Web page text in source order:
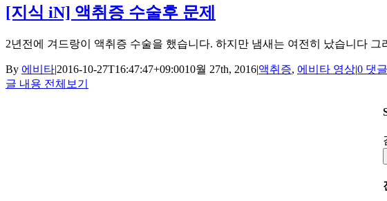
[지식 iN] 액취증 수술후 문제
2년전에 겨드랑이 액취증 수술을 했습니다. 하지만 냄새는 여전히 났습니다 그
By 에비타|2016-10-27T16:47:47+09:0010월 27th, 2016|액취증, 에비타 영상|0 댓글
글 내용 전체보기